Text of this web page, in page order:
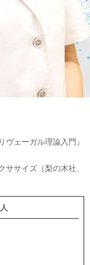
ヴェーガル理論入門』
サイズ（梨の木社、